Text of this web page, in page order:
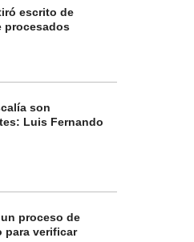
escrito de
procesados
son
Luis Fernando
proceso de
para verificar